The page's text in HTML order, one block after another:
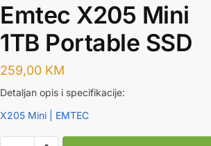
Emtec X205 Mini
1TB Portable SSD
259,00 KM
Detaljan opis i specifikacije:
X205 Mini | EMTEC